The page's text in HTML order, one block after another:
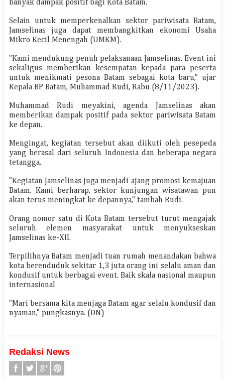
banyak dampak positif bagi Kota Batam.
Selain untuk memperkenalkan sektor pariwisata Batam,
Jamselinas juga dapat membangkitkan ekonomi Usaha
Mikro Kecil Menengah (UMKM).
"Kami mendukung penuh pelaksanaan Jamselinas. Event ini
sekaligus memberikan kesempatan kepada para peserta
untuk menikmati pesona Batam sebagai kota baru," ujar
Kepala BP Batam, Muhammad Rudi, Rabu (8/11/2023).
Muhammad Rudi meyakini, agenda Jamselinas akan
memberikan dampak positif pada sektor pariwisata Batam
ke depan.
Mengingat, kegiatan tersebut akan diikuti oleh pesepeda
yang berasal dari seluruh Indonesia dan beberapa negara
tetangga.
"Kegiatan Jamselinas juga menjadi ajang promosi kemajuan
Batam. Kami berharap, sektor kunjungan wisatawan pun
akan terus meningkat ke depannya," tambah Rudi.
Orang nomor satu di Kota Batam tersebut turut mengajak
seluruh elemen masyarakat untuk menyukseskan
Jamselinas ke-XII.
Terpilihnya Batam menjadi tuan rumah menandakan bahwa
kota berenduduk sekitar 1,3 juta orang ini selalu aman dan
kondusif untuk berbagai event. Baik skala nasional maupun
internasional
"Mari bersama kita menjaga Batam agar selalu kondusif dan
nyaman," pungkasnya. (DN)
Redaksi News